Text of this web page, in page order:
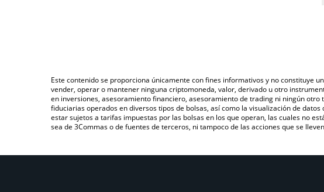
Este contenido se proporciona únicamente con fines informativos y no constituye
vender, operar o mantener ninguna criptomoneda, valor, derivado u otro
en inversiones, asesoramiento financiero, asesoramiento de trading ni ningún
fiduciarias operados en diversos tipos de bolsas, así como la visualización de
estar sujetos a tarifas impuestas por las bolsas en los que operan, las cuales no
sea de 3Commas o de fuentes de terceros, ni tampoco de las acciones que se